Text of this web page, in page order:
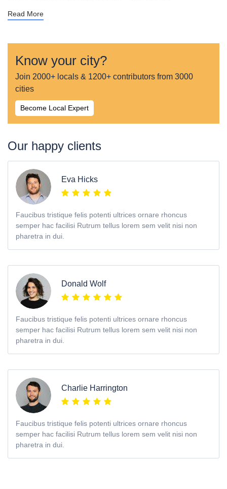
Read More
Know your city?
Join 2000+ locals & 1200+ contributors from 3000
cities
Become Local Expert
Our happy clients
Eva Hicks
Faucibus tristique felis potenti ultrices ornare rhoncus
semper hac facilisi Rutrum tellus lorem sem velit nisi non
pharetra in dui.
Donald Wolf
Faucibus tristique felis potenti ultrices ornare rhoncus
semper hac facilisi Rutrum tellus lorem sem velit nisi non
pharetra in dui.
Charlie Harrington
Faucibus tristique felis potenti ultrices ornare rhoncus
semper hac facilisi Rutrum tellus lorem sem velit nisi non
pharetra in dui.